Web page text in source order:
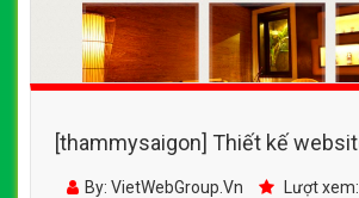
[thammysaigon] Thiết kế
chuyên nghiệp chuẩn SEO
By: VietWebGroup.Vn Lượt